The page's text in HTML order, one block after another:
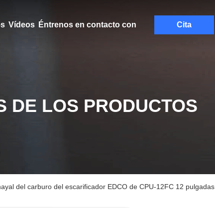
Vídeos Éntrenos en contacto con Cita
DE LOS PRODUCTOS
del carburo del escarificador EDCO de CPU-12FC 12 pulgadas